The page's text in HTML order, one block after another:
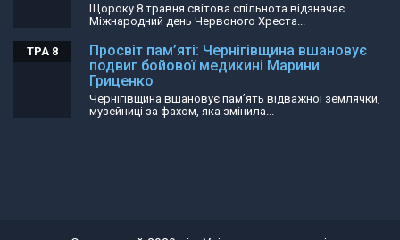
Щороку 8 травня світова спільнота відзначає
Міжнародний день Червоного Хреста...
Просвіт пам’яті: Чернігівщина вшановує
подвиг бойової медикині Марини
Гриценко
ТРА 8
Чернігівщина вшановує пам’ять відважної землячки,
музейниці за фахом, яка змінила...